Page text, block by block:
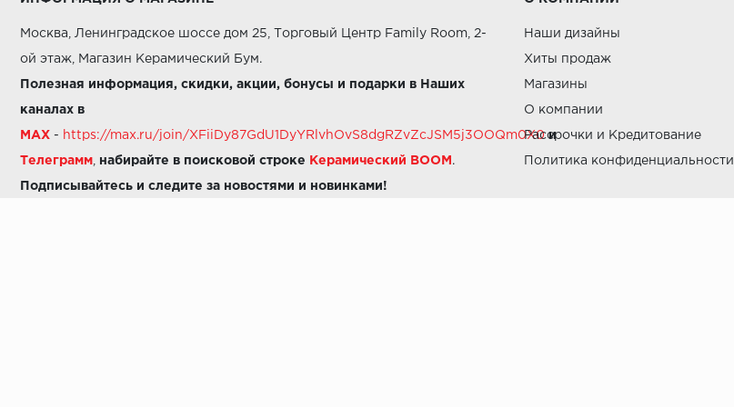
Москва, Ленинградское шоссе дом 25, Торговый Центр Family Room, 2-
ой этаж, Магазин Керамический Бум.
Полезная информация, скидки, акции, бонусы и подарки в Наших
каналах в
MAX - https://max.ru/join/XFiiDy87GdU1DyYRlvhOvS8dgRZvZcJSM5j3OOQm0X0 и
Телеграмм набирайте в поисковой строке Керамический BOOM .
Подписывайтесь и следите за новостями и новинками!
Наши дизайны
Хиты продаж
Магазины
О компании
Рассрочки и Кредитование
Политика конфиденциальности